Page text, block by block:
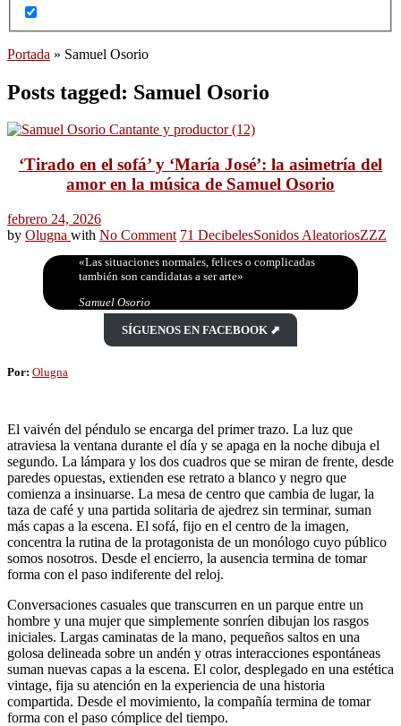
Portada » Samuel Osorio
Posts tagged: Samuel Osorio
‘Tirado en el sofá’ y ‘María José’: la asimetría del
amor en la música de Samuel Osorio
febrero 24, 2026
by Olugna with No Comment 71 DecibelesSonidos AleatoriosZZZ
«Las situaciones normales, felices o complicadas
también son candidatas a ser arte»
Samuel Osorio
SÍGUENOS EN FACEBOOK ⬈
Por: Olugna
El vaivén del péndulo se encarga del primer trazo. La luz que
atraviesa la ventana durante el día y se apaga en la noche dibuja el
segundo. La lámpara y los dos cuadros que se miran de frente, desde
paredes opuestas, extienden ese retrato a blanco y negro que
comienza a insinuarse. La mesa de centro que cambia de lugar, la
taza de café y una partida solitaria de ajedrez sin terminar, suman
más capas a la escena. El sofá, fijo en el centro de la imagen,
concentra la rutina de la protagonista de un monólogo cuyo público
somos nosotros. Desde el encierro, la ausencia termina de tomar
forma con el paso indiferente del reloj.
Conversaciones casuales que transcurren en un parque entre un
hombre y una mujer que simplemente sonríen dibujan los rasgos
iniciales. Largas caminatas de la mano, pequeños saltos en una
golosa delineada sobre un andén y otras interacciones espontáneas
suman nuevas capas a la escena. El color, desplegado en una estética
vintage, fija su atención en la experiencia de una historia
compartida. Desde el movimiento, la compañía termina de tomar
forma con el paso cómplice del tiempo.